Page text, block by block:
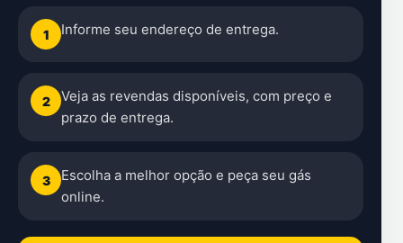
1 Informe seu endereço de entrega.
2
Veja as revendas disponíveis, com preço e
prazo de entrega.
3
Escolha a melhor opção e peça seu gás
online.